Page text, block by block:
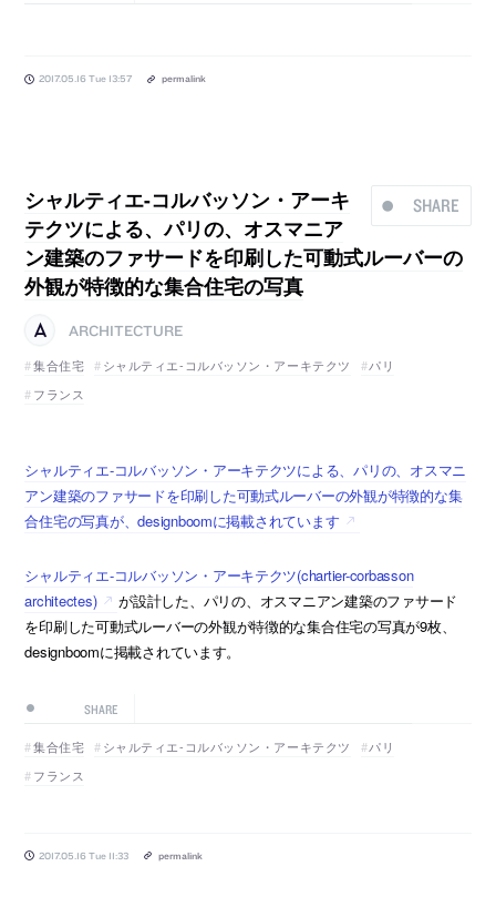
2017.05.16 Tue 13:57 permalink
SHARE
シャルティエ-コルバッソン・アーキ
テクツによる、パリの、オスマニア
ン建築のファサードを印刷した可動式ルーバーの
外観が特徴的な集合住宅の写真
ARCHITECTURE
集合住宅
シャルティエ-コルバッソン・アーキテクツ
パリ
フランス
シャルティエ-コルバッソン・アーキテクツによる、パリの、オスマニ
アン建築のファサードを印刷した可動式ルーバーの外観が特徴的な集
合住宅の写真が、designboomに掲載されています
シャルティエ-コルバッソン・アーキテクツ(chartier-corbasson
architectes)
が設計した、パリの、オスマニアン建築のファサード
を印刷した可動式ルーバーの外観が特徴的な集合住宅の写真が9枚、
designboomに掲載されています。
SHARE
集合住宅 シャルティエ-コルバッソン・アーキテクツ
パリ
フランス
2017.05.16 Tue 11:33 permalink